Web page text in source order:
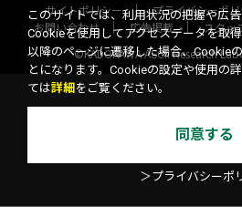
サイトポリシー プライバシーポ
お問い合わせ
広告掲載 スタッ
©KADOKAWA ASCII Research
このサイトでは、利用状況の把握や広告
Cookieを使用してアクセスデータを取
以降のページに遷移した場合、Cookie
とになります。Cookieの設定や使用の
ては詳細 をご覧ください。
同意する
＞プライバシーポ